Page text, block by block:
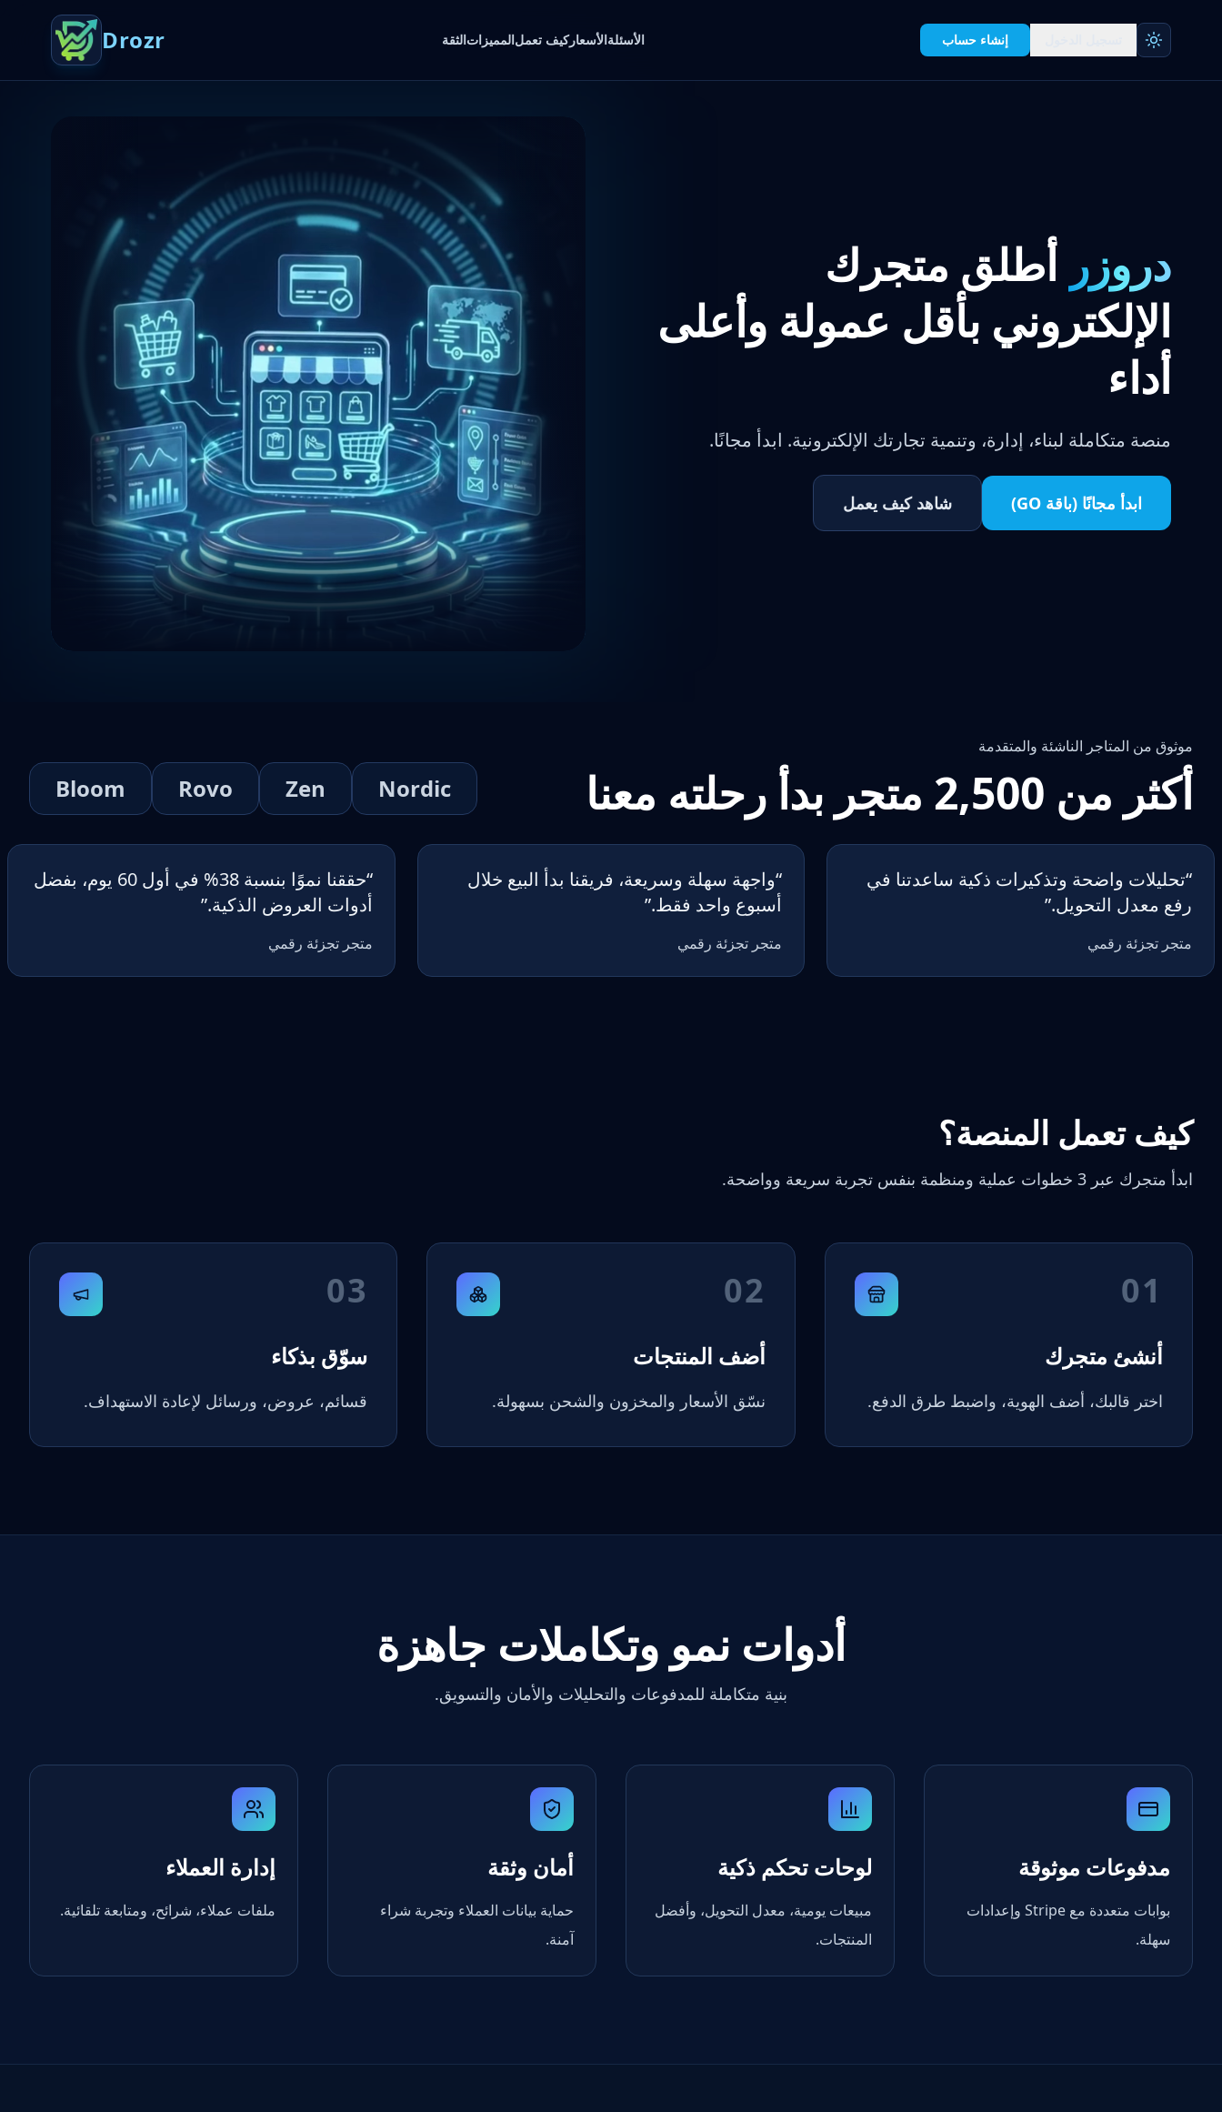
إنشاء حساب الأسئلةالأسعاركيف تعملالمميزاتالثقة Drozr
دروزر أطلق متجرك
الإلكتروني بأقل عمولة وأعلى
أداء
منصة متكاملة لبناء، إدارة، وتنمية تجارتك الإلكترونية. ابدأ مجانًا.
ابدأ مجانًا (باقة GO) شاهد كيف يعمل
موثوق من المتاجر الناشئة والمتقدمة
أكثر من 2,500 متجر بدأ رحلته معنا Nordic
Zen
Rovo
Bloom
“تحليلات واضحة وتذكيرات ذكية ساعدتنا في
رفع معدل التحويل.”
متجر تجزئة رقمي
“واجهة سهلة وسريعة، فريقنا بدأ البيع خلال
أسبوع واحد فقط.”
متجر تجزئة رقمي
“
حققنا نموًا بنسبة 38% في أول 60 يوم، بفضل
أدوات العروض الذكية.”
متجر تجزئة رقمي
كيف تعمل المنصة؟
ابدأ متجرك عبر 3 خطوات عملية ومنظمة بنفس تجربة سريعة وواضحة.
01
أنشئ متجرك
اختر قالبك، أضف الهوية، واضبط طرق الدفع.
02
أضف المنتجات
نسّق الأسعار والمخزون والشحن بسهولة.
03
سوّق بذكاء
قسائم، عروض، ورسائل لإعادة الاستهداف.
أدوات نمو وتكاملات جاهزة
بنية متكاملة للمدفوعات والتحليلات والأمان والتسويق.
مدفوعات موثوقة
بوابات متعددة مع Stripe وإعدادات
سهلة.
لوحات تحكم ذكية
مبيعات يومية، معدل التحويل، وأفضل
المنتجات.
أمان وثقة
حماية بيانات العملاء وتجربة شراء
آمنة.
إدارة العملاء
ملفات عملاء، شرائح، ومتابعة تلقائية.